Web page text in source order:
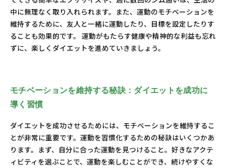
中に無理なく取り入れられます。また、運動のモチベーションを
維持するために、友人と一緒に運動したり、目標を設定したりす
ることも効果的です。 運動がもたらす健康や精神的な利益も忘れ
ずに、楽しくダイエットを進めていきましょう。
モチベーションを維持する秘訣：ダイエットを成功に
導く習慣
ダイエットを成功させるためには、モチベーションを維持するこ
とが非常に重要です。運動を習慣化するための秘訣はいくつかあ
ります。まず、自分に合った運動を見つけること。好きなアクテ
ィビティを選ぶことで、運動を楽しむことができ、続けやすくな